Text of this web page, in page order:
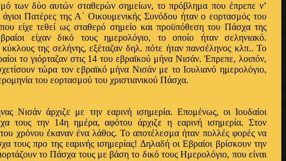
των δύο αυτών σταθερών σημείων, το πρόβλημα που έπρεπε ν’
άγιοι Πατέρες της Α΄ Οικουμενικής Συνόδου ήταν ο εορτασμός του
είχε τεθεί ως σταθερό σημείο και προϋπόθεση του Πάσχα της
είχαν δικό τους ημερολόγιο, το οποίο ήταν σεληνιακό.
κύκλους της σελήνης, εξέταζαν δηλ. πότε ήταν πανσέληνος κλπ.. Το
το γιόρταζαν στις 14 του εβραϊκού μήνα Νισάν. Έπρεπε, λοιπόν,
τώρα τον εβραϊκό μήνα Νισάν με το Ιουλιανό ημερολόγιο,
του εορτασμού του χριστιανικού Πάσχα.
Νισάν άρχιζε με την εαρινή ισημερία. Επομένως, οι Ιουδαίοι
τους την 14η ημέρα, αφότου άρχιζε η εαρινή ισημερία. Στον
χρόνου έκαναν ένα λάθος. Το αποτέλεσμα ήταν πολλές φορές να
τους προ της εαρινής ισημερίας! Δηλαδή οι Εβραίοι βρίσκουν την
το Πάσχα τους με βάση το δικό τους Ημερολόγιο, που είναι